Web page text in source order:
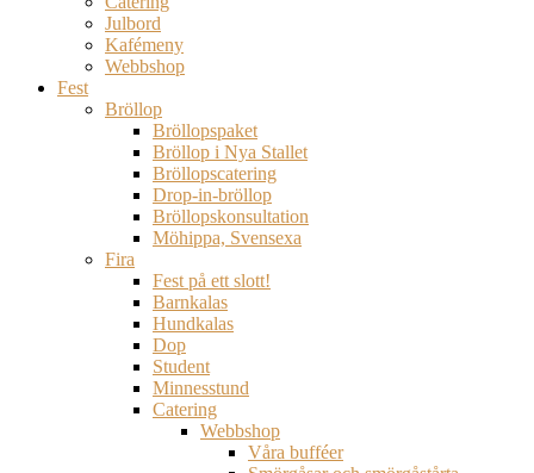
Julbord
Kafémeny
Webbshop
Fest
Bröllop
Bröllopspaket
Bröllop i Nya Stallet
Bröllopscatering
Drop-in-bröllop
Bröllopskonsultation
Möhippa, Svensexa
Fira
Fest på ett slott!
Barnkalas
Hundkalas
Dop
Student
Minnesstund
Catering
Webbshop
Våra bufféer